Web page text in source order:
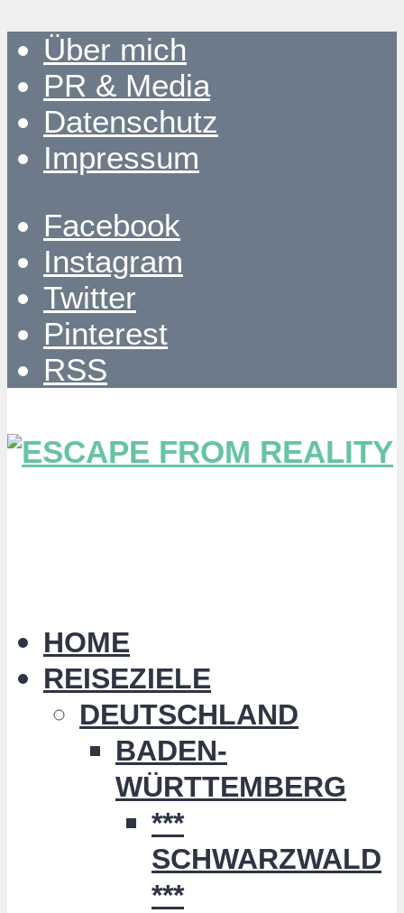
Über mich
PR & Media
Datenschutz
Impressum
Facebook
Instagram
Twitter
Pinterest
RSS
HOME
REISEZIELE
DEUTSCHLAND
BADEN-
WÜRTTEMBERG
***
SCHWARZWALD
***